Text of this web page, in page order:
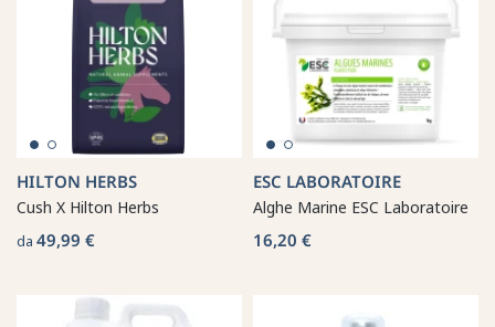
HILTON HERBS
Cush X Hilton Herbs
da 49,99 €
ESC LABORATOIRE
Alghe Marine ESC Laboratoire
16,20 €